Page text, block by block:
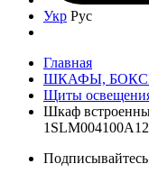
Укр Рус
Главная
ШКАФЫ,
Щиты
Шкаф